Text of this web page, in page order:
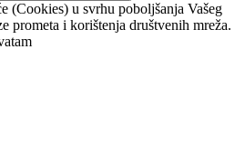
(Cookies) u svrhu poboljšanja Vašeg
prometa i korištenja društvenih mreža.